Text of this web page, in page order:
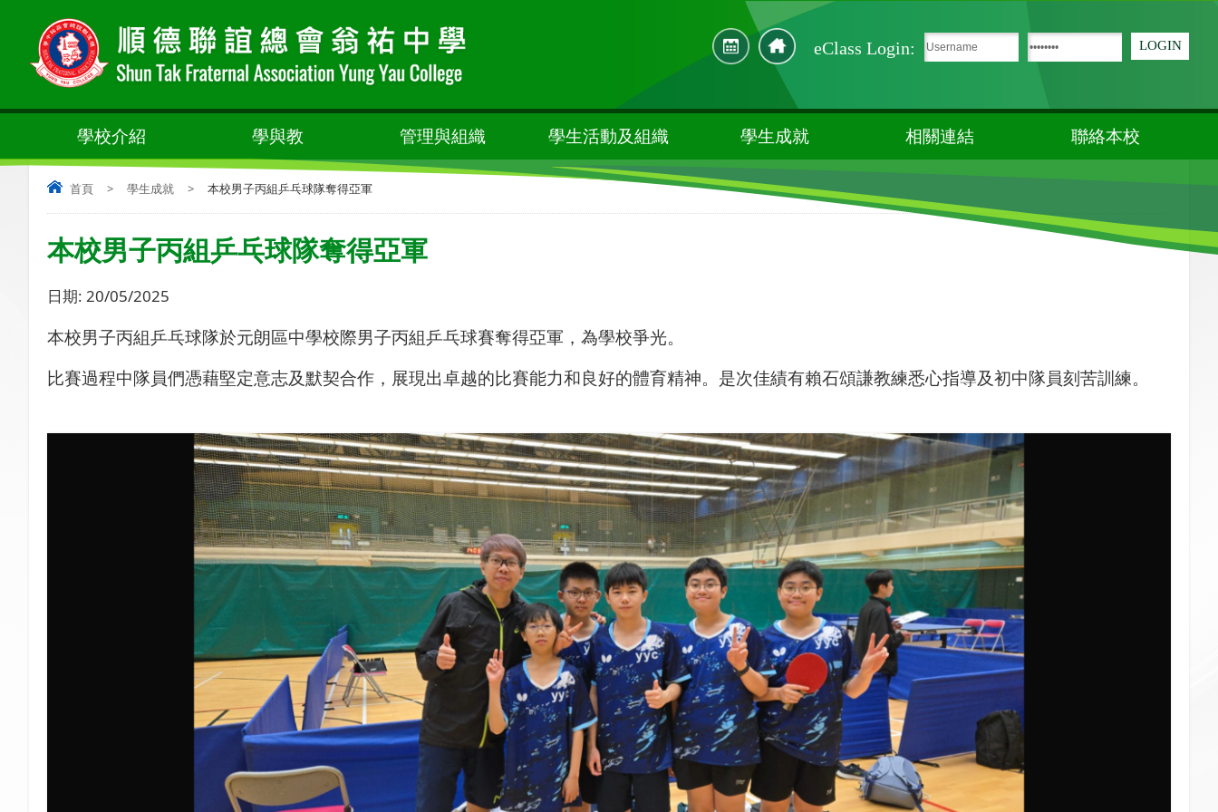
eClass Login:
學校介紹 學與教 管理與組織 學生活動及組織 學生成就 相關連結 聯絡本校
首頁 > 學生成就 > 本校男子丙組乒乓球隊奪得亞軍
本校男子丙組乒乓球隊奪得亞軍
日期: 20/05/2025
本校男子丙組乒乓球隊於元朗區中學校際男子丙組乒乓球賽奪得亞軍，為學校爭光。
比賽過程中隊員們憑藉堅定意志及默契合作，展現出卓越的比賽能力和良好的體育精神。是次佳績有賴石頌謙教練悉心指導及初中隊員刻苦訓練。